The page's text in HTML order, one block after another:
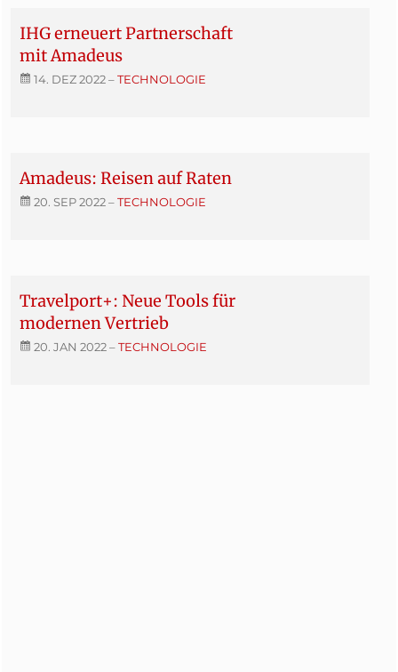
IHG erneuert Partnerschaft
mit Amadeus
14. DEZ 2022–TECHNOLOGIE
Amadeus: Reisen auf Raten
20. SEP 2022–TECHNOLOGIE
Travelport+: Neue Tools für
modernen Vertrieb
20. JAN 2022–TECHNOLOGIE